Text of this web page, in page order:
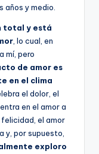
años y medio.
total y está
, lo cual, en
mí, pero
de amor es
en el clima
el dolor, el
en el amor a
felicidad, el amor
y, por supuesto,
exploro